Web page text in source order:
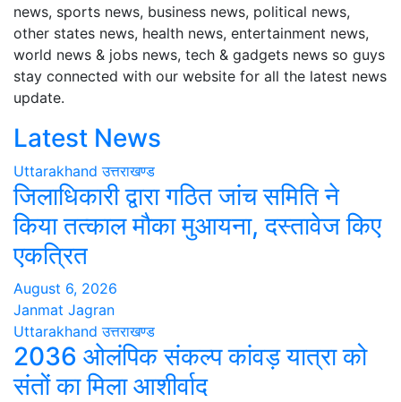
news, sports news, business news, political news,
other states news, health news, entertainment news,
world news & jobs news, tech & gadgets news so guys
stay connected with our website for all the latest news
update.
Latest News
Uttarakhand उत्तराखण्ड
जिलाधिकारी द्वारा गठित जांच समिति ने
किया तत्काल मौका मुआयना, दस्तावेज किए
एकत्रित
August 6, 2026
Janmat Jagran
Uttarakhand उत्तराखण्ड
2036 ओलंपिक संकल्प कांवड़ यात्रा को
संतों का मिला आशीर्वाद